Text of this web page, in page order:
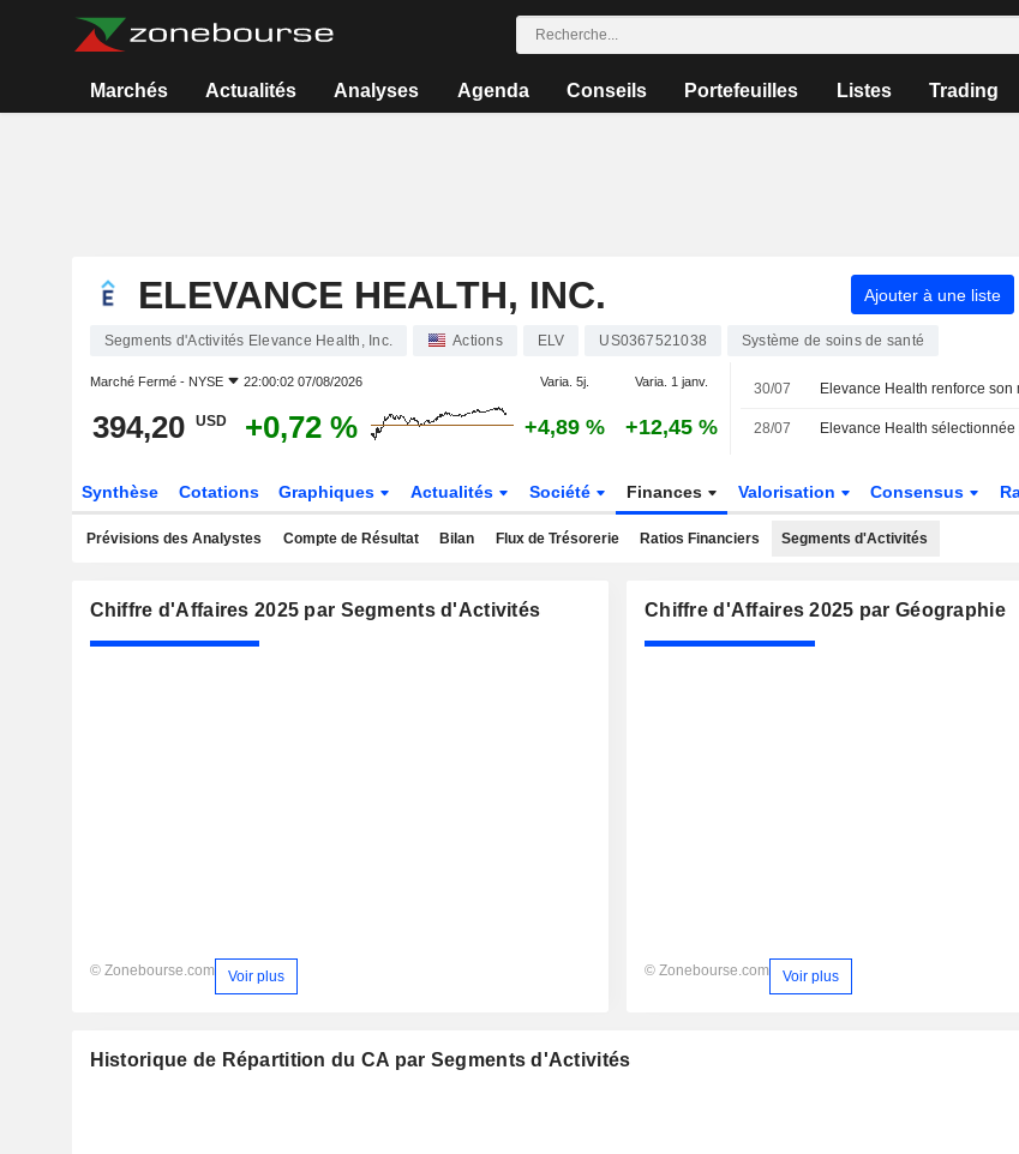
Marchés Actualités Analyses Agenda Conseils Portefeuilles Listes Trading
ELEVANCE HEALTH, INC. Ajouter à une liste
Segments d'Activités Elevance Health, Inc. Actions ELV US0367521038 Système de soins de santé
Marché Fermé - NYSE 22:00:02 07/08/2026 Varia. 5j. Varia. 1 janv.
394,20 USD +0,72 % +4,89 % +12,45 %
30/07
28/07
Synthèse Cotations Graphiques Actualités Société Finances Valorisation Consensus
Prévisions des Analystes Compte de Résultat Bilan Flux de Trésorerie Ratios Financiers Segments d'Activités
Chiffre d'Affaires 2025 par Segments d'Activités
© Zonebourse.com Voir plus
Chiffre d'Affaires 2025 par Géographie
© Zonebourse.com Voir plus
Historique de Répartition du CA par Segments d'Activités